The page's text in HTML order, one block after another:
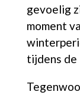
gevoelig
moment
tijdens de